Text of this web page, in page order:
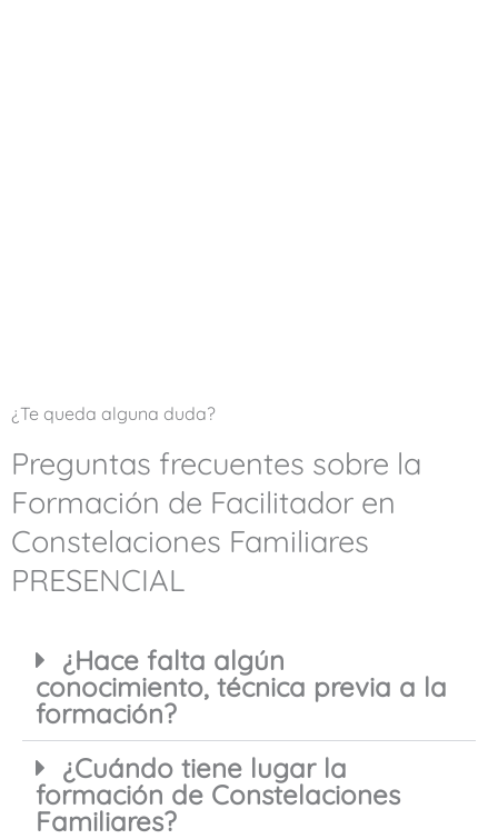
¿Te queda alguna duda?
Preguntas frecuentes sobre la
Formación de Facilitador en
Constelaciones Familiares
PRESENCIAL
¿Hace falta algún
conocimiento, técnica previa a la
formación?
¿Cuándo tiene lugar la
formación de Constelaciones
Familiares?